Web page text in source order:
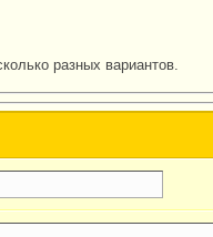
разных вариантов.